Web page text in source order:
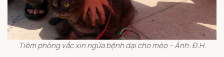
Tiêm phòng vắc xin ngừa bệnh dại cho mèo – Ảnh: Đ.H.